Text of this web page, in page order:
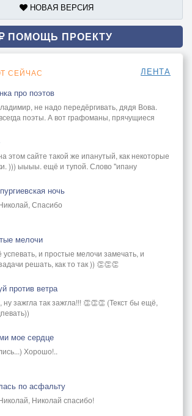
НОВАЯ ВЕРСИЯ
ПОМОЩЬ ПРОЕКТУ
СЕЙЧАС ЛЕНТА
про поэтов
не надо передёргивать, дядя Вова.
поэты. А вот графоманы, прячущиеся
этом сайте такой же ипанутый, как некоторые
))) ыыыы. ещё и тупой. Слово "ипану
ночь
Спасибо
мелочи
успевать, и простые мелочи замечать, и
решать, как то так )) 👏👏👏
против ветра
ну зажгла так зажгла!!! 👏👏👏 (Текст бы ещё,
мое сердце
Хорошо!..
по асфальту
Николай спасибо!